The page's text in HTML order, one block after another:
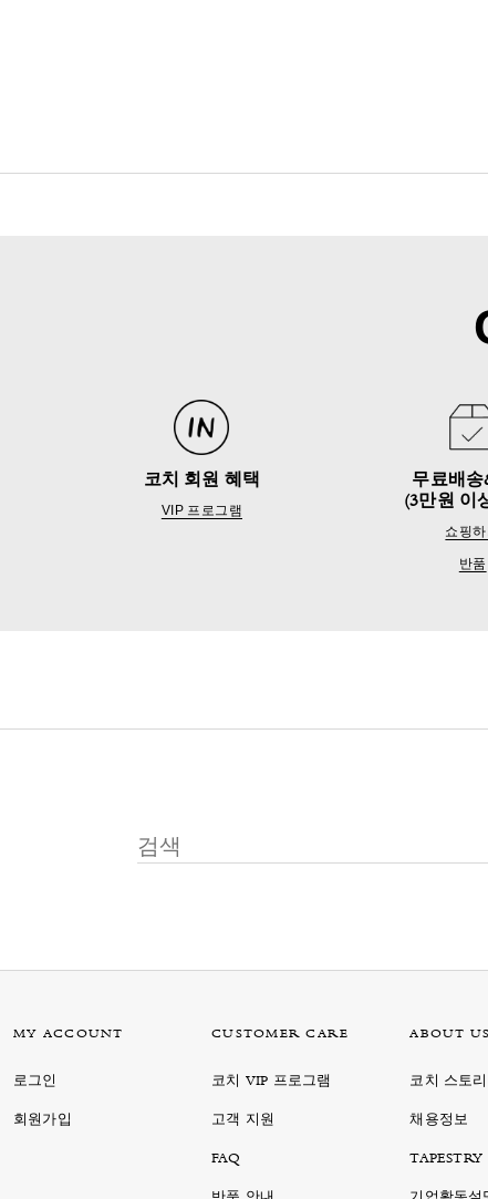
코치 회원 혜택
VIP 프로그램
무료배
(3만원 이
쇼핑하
반품
MY ACCOUNT
로그인
회원가입
CUSTOMER CARE
코치 VIP 프로그램
고객 지원
FAQ
ABOUT US
코치 스토리
채용정보
TAPESTRY